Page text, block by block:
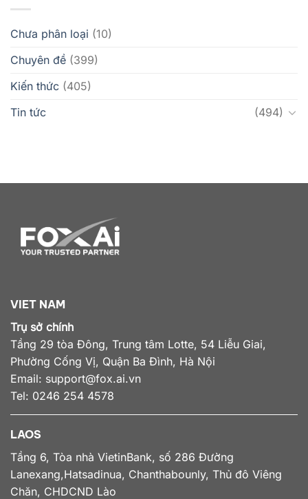
Chưa phân loại (10)
Chuyên đề (399)
Kiến thức (405)
Tin tức
(494)
VIET NAM
Trụ sở chính
Tầng 29 tòa Đông, Trung tâm Lotte, 54 Liễu Giai,
Phường Cống Vị, Quận Ba Đình, Hà Nội
Email: support@fox.ai.vn
Tel: 0246 254 4578
LAOS
Tầng 6, Tòa nhà VietinBank, số 286 Đường
Lanexang,Hatsadinua, Chanthabounly, Thủ đô Viêng
Chăn, CHDCND Lào